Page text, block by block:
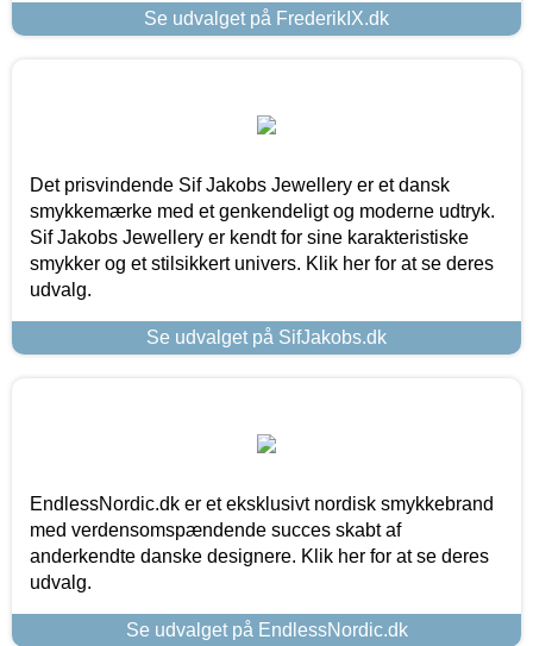
Se udvalget på FrederikIX.dk
Det prisvindende Sif Jakobs Jewellery er et dansk
smykkemærke med et genkendeligt og moderne udtryk.
Sif Jakobs Jewellery er kendt for sine karakteristiske
smykker og et stilsikkert univers. Klik her for at se deres
udvalg.
Se udvalget på SifJakobs.dk
EndlessNordic.dk er et eksklusivt nordisk smykkebrand
med verdensomspændende succes skabt af
anderkendte danske designere. Klik her for at se deres
udvalg.
Se udvalget på EndlessNordic.dk